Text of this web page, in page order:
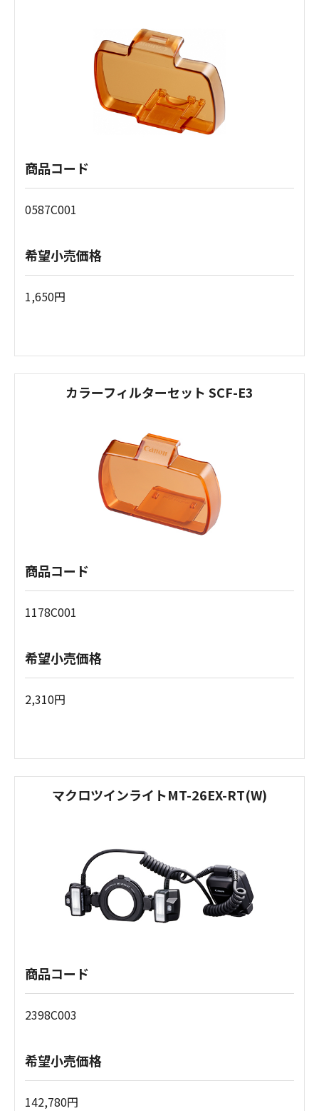
商品コード
0587C001
希望小売価格
1,650円
カラーフィルターセット SCF-E3
商品コード
1178C001
希望小売価格
2,310円
マクロツインライトMT-26EX-RT(W)
商品コード
2398C003
希望小売価格
142,780円